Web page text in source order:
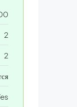
2
2